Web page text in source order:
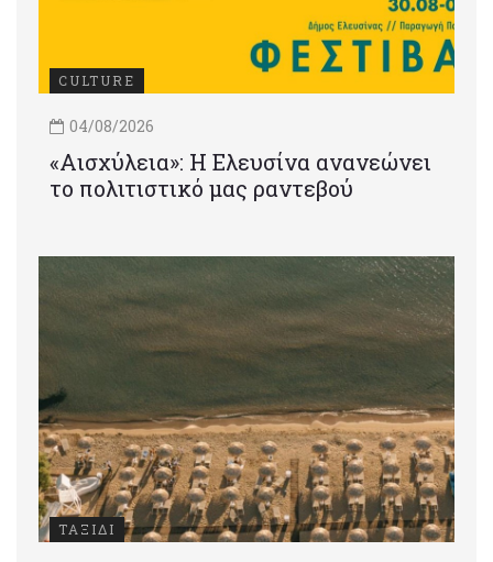
CULTURE
04/08/2026
«Αισχύλεια»: Η Ελευσίνα ανανεώνει
το πολιτιστικό μας ραντεβού
ΤΑΞΙΔΙ